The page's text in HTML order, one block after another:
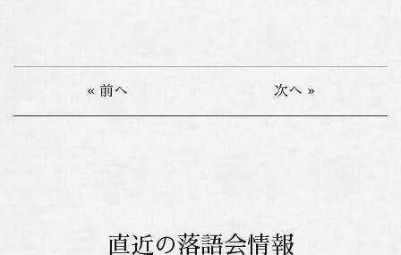
« 前へ 次へ »
直近の落語会情報